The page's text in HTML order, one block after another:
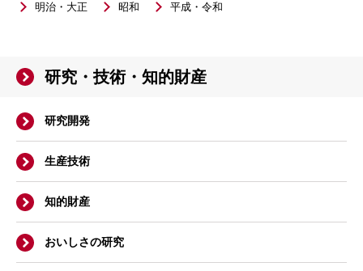
明治・大正 昭和 平成・令和
研究・技術・知的財産
研究開発
生産技術
知的財産
おいしさの研究